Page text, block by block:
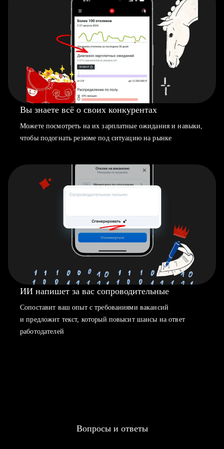
Вы знаете всё о своих конкурентах
Можете посмотреть на их зарплатные ожидания и навыки,
чтобы подогнать резюме под ситуацию на рынке
ИИ напишет за вас сопроводительные
Сопоставит ваш опыт с требованиями вакансий
и предложит текст, который повысит шансы на ответ
работодателей
Вопросы и ответы